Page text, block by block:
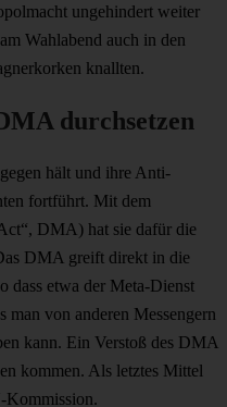
ungehindert weiter
Wahlabend auch in den
knallten.
durchsetzen
hält und ihre Anti-
fortführt. Mit dem
DMA) hat sie dafür die
DMA greift direkt in die
dass etwa der Meta-Dienst
man von anderen Messengern
kann. Ein Verstoß des DMA
kommen. Als letztes Mittel
Kommission.